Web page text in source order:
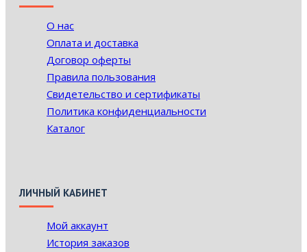
О нас
Оплата и доставка
Договор оферты
Правила пользования
Свидетельство и сертификаты
Политика конфиденциальности
Каталог
ЛИЧНЫЙ КАБИНЕТ
Мой аккаунт
История заказов